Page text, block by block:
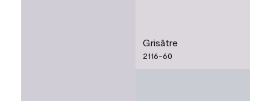
Grisâtre
2116-60